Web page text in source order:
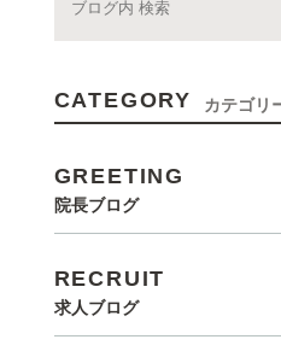
CATEGORY カテゴリ
GREETING
院長ブログ
RECRUIT
求人ブログ